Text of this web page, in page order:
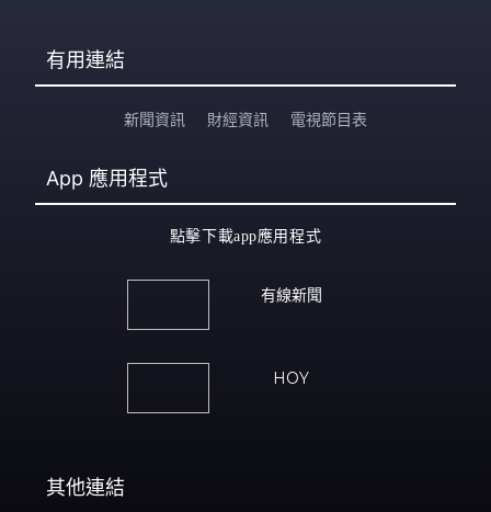
有用連結
新聞資訊 財經資訊 電視節目表
App 應用程式
點擊下載app應用程式
有線新聞
HOY
其他連結